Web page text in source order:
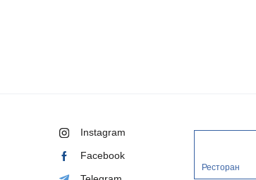
Instagram
Facebook
Ресторан